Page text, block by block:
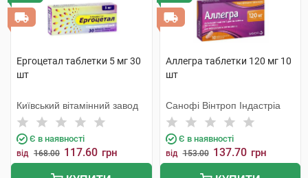
Ергоцетал таблетки 5 мг 30
шт
Київський вітамінний завод
Є в наявності
від 168.00 117.60 грн
Аллегра таблетки 120 мг 10
шт
Санофі Вінтроп Індастріа
Є в наявності
від 153.00 137.70 грн